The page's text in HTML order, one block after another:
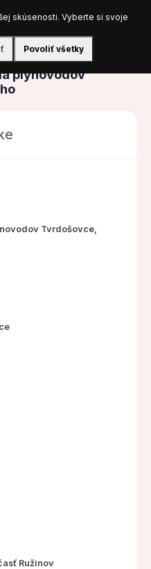
Prihlásiť sa
plynovodov
Tvrdošovce,
Ružinov
skúsenosti. Vyberte si svoje
Povoliť všetky